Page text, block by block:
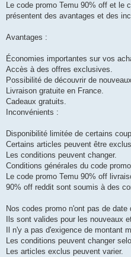
Le code promo Temu 90% off et le
présentent des avantages et des
Avantages :
Économies importantes sur vos
Accès à des offres exclusives.
Possibilité de découvrir de
Livraison gratuite en France.
Cadeaux gratuits.
Inconvénients :
Disponibilité limitée de certains
Certains articles peuvent être
Les conditions peuvent changer.
Conditions générales du code
Le code promo Temu 90% off
90% off reddit sont soumis à des
Nos codes promo n'ont pas de date
Ils sont valides pour les nouveaux
Il n'y a pas d'exigence de montant
Les conditions peuvent changer
Les articles exclus peuvent varier.